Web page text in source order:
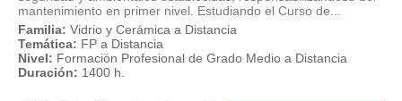
mantenimiento en primer nivel. Estudiando el Curso de...
Familia: Vidrio y Cerámica a Distancia
Temática: FP a Distancia
Nivel: Formación Profesional de Grado Medio a Distancia
Duración: 1400 h.